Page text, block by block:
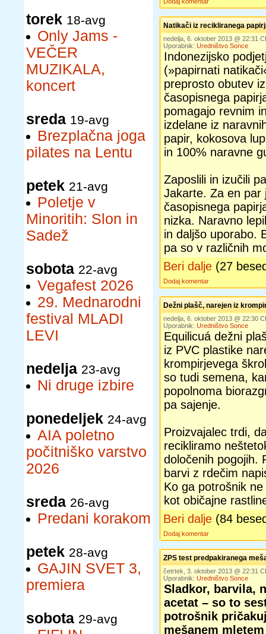
torek 18-avg
Only Jams -
VEČER
MUZIKALA,
koncert
sreda 19-avg
Brezplačna joga
pilates na Lentu
petek 21-avg
Poletje v
Minoritih: Slon in
Sadež
sobota 22-avg
Vegafest 2026
29. Mednarodni
festival MLADI
LEVI
nedelja 23-avg
Ni druge izbire
ponedeljek 24-avg
AIA poletno
počitniško varstvo
2026
sreda 26-avg
Predani korakom
petek 28-avg
GAJIN SVET 3,
premiera
sobota 29-avg
Natikači iz recikliranega
nedelja, 6. oktober 2013 @ 22:31
Uporabnik: Uredništvo Sonce
Indonezijsko
(»papirnati
preprosto obutev
časopisnega
pomagajo revnim
izdelane iz
papir, kokosova
in 100% naravne
Zaposlili in izučili
Jakarte. Za en par
časopisnega
nizka. Naravno
in daljšo uporabo.
pa so v različnih
Beri dalje (27
Dodaj komentar
Dežni plašč, narejen iz
nedelja, 6. oktober 2013 @ 22:30
Uporabnik: Uredništvo Sonce
Equilicuá dežni
iz PVC plastike
krompirjevega
so tudi semena,
popolnoma
pa sajenje.
Proizvajalec trdi,
recikliramo
določenih pogojih.
barvi z rdečim
Ko ga potrošnik
kot običajne
Beri dalje (84
Dodaj komentar
ZPS test predpakiranega
četrtek, 3. oktober 2013 @ 22:31
Uporabnik: Uredništvo Sonce
Sladkor, barvila,
acetat – so to
potrošnik
mešanem